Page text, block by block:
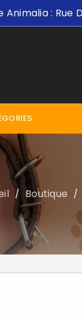
: Rue
/ Boutique /